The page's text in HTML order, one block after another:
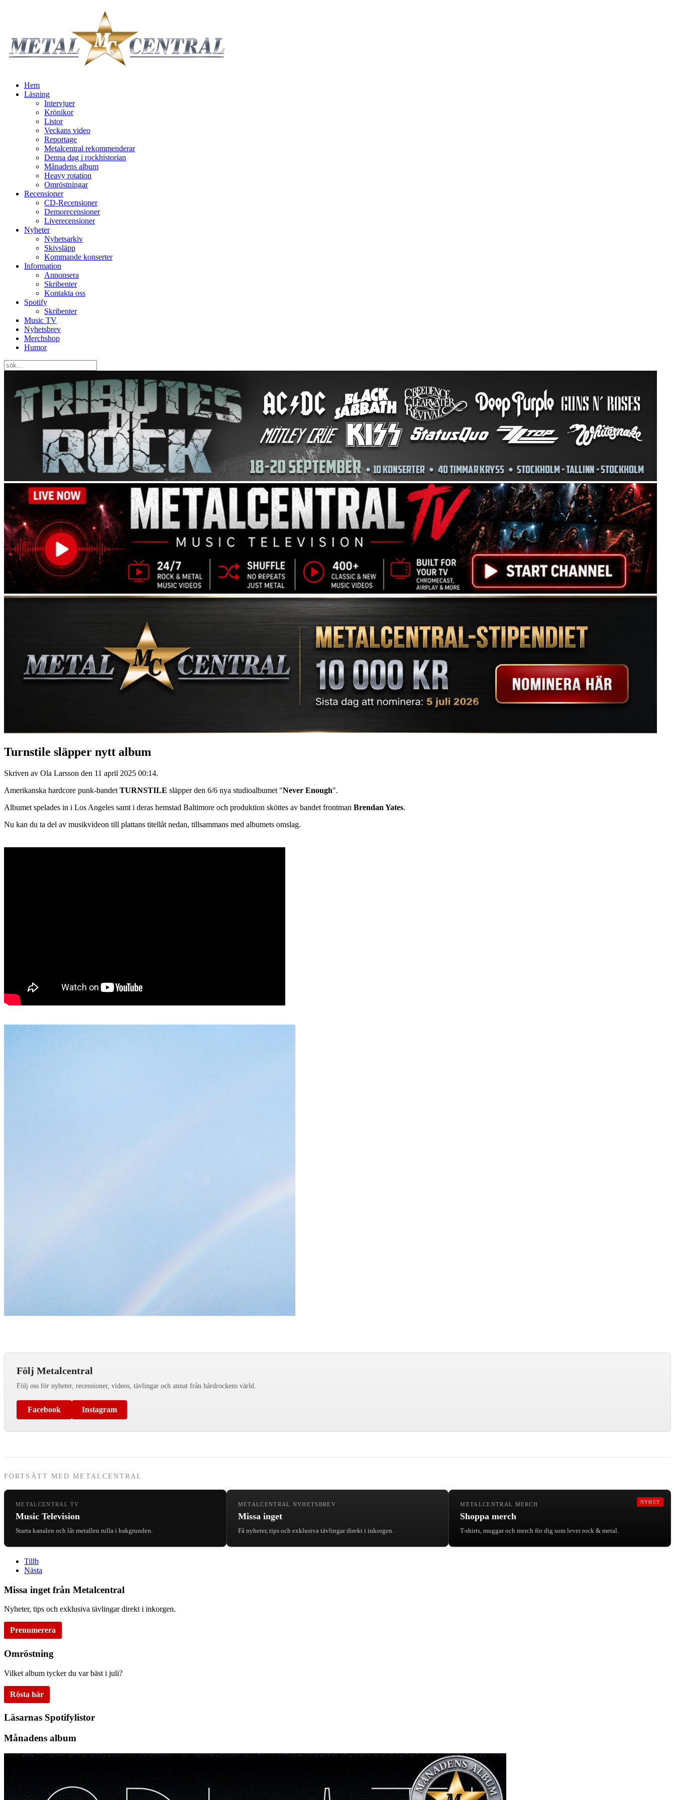
Hem
Läsning
Intervjuer
Krönikor
Listor
Veckans video
Reportage
Metalcentral rekommenderar
Denna dag i rockhistorian
Månadens album
Heavy rotation
Omröstningar
Recensioner
CD-Recensioner
Demorecensioner
Liverecensioner
Nyheter
Nyhetsarkiv
Skivsläpp
Kommande konserter
Information
Annonsera
Skribenter
Kontakta oss
Spotify
Skribenter
Music TV
Nyhetsbrev
Merchshop
Humor
Turnstile släpper nytt album
Skriven av Ola Larsson den 11 april 2025 00:14.
Amerikanska hardcore punk-bandet TURNSTILE släpper den 6/6 nya studioalbumet "Never Enough".
Albumet spelades in i Los Angeles samt i deras hemstad Baltimore och produktion sköttes av bandet frontman Brendan Yates.
Nu kan du ta del av musikvideon till plattans titellåt nedan, tillsammans med albumets omslag.
Följ Metalcentral
Följ oss för nyheter, recensioner, videos, tävlingar och annat från hårdrockens värld.
Facebook Instagram
FORTSÄTT MED METALCENTRAL
METALCENTRAL TV
Music Television
Starta kanalen och låt metallen rulla i bakgrunden.
METALCENTRAL NYHETSBREV
Missa inget
Få nyheter, tips och exklusiva tävlingar direkt i inkorgen.
NYHET
METALCENTRAL MERCH
Shoppa merch
T-shirts, muggar och merch för dig som lever rock & metal.
Tillb
Nästa
Missa inget från Metalcentral
Nyheter, tips och exklusiva tävlingar direkt i inkorgen.
Prenumerera
Omröstning
Vilket album tycker du var bäst i juli?
Rösta här
Läsarnas Spotifylistor
Månadens album